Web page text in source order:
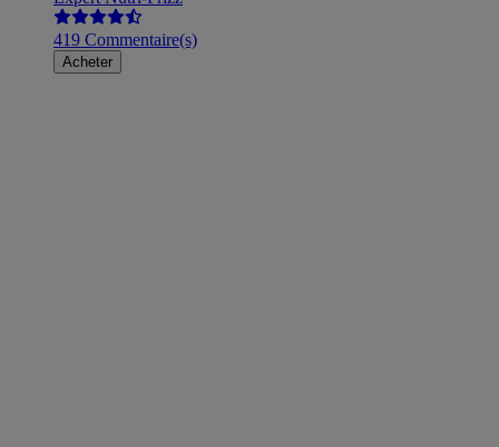
419 Commentaire(s)
Acheter